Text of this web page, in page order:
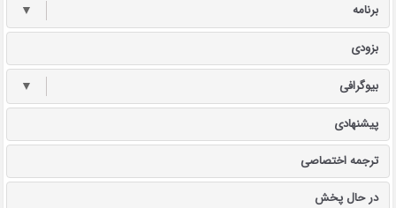
برنامه ▼
بزودی
بیوگرافی ▼
پیشنهادی
ترجمه اختصاصی
در حال پخش